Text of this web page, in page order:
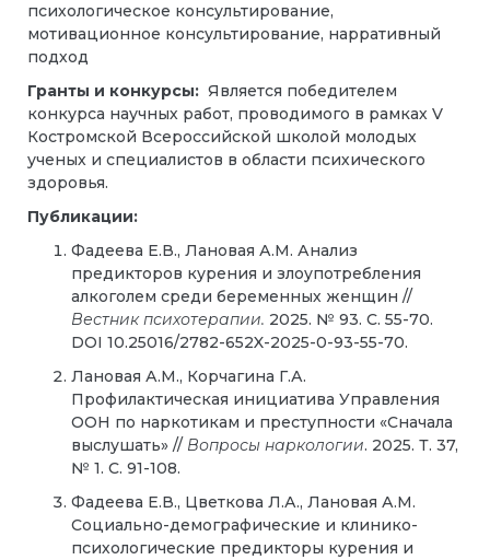
психологическое консультирование,
мотивационное консультирование, нарративный
подход
Гранты и конкурсы: Является победителем
конкурса научных работ, проводимого в рамках V
Костромской Всероссийской школой молодых
ученых и специалистов в области психического
здоровья.
Публикации:
Фадеева Е.В., Лановая А.М. Анализ
предикторов курения и злоупотребления
алкоголем среди беременных женщин //
Вестник психотерапии. 2025. № 93. С. 55-70.
DOI 10.25016/2782-652X-2025-0-93-55-70.
Лановая А.М., Корчагина Г.А.
Профилактическая инициатива Управления
ООН по наркотикам и преступности «Сначала
выслушать» // Вопросы наркологии. 2025. Т. 37,
№ 1. С. 91-108.
Фадеева Е.В., Цветкова Л.А., Лановая А.М.
Социально-демографические и клинико-
психологические предикторы курения и